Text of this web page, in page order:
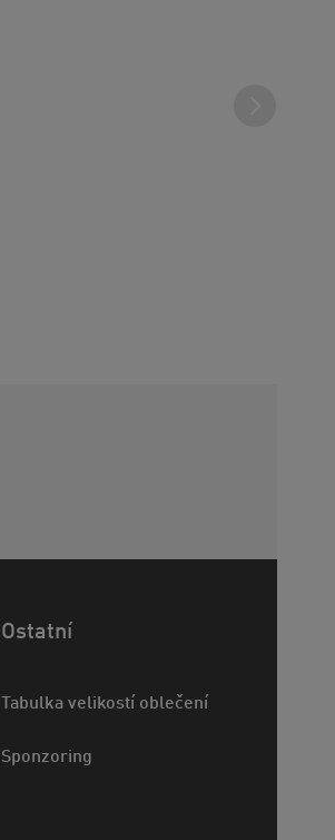
Ostatní
Tabulka velikostí oblečení
Sponzoring